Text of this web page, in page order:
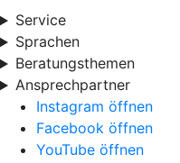
Service
Sprachen
Beratungsthemen
Ansprechpartner
Instagram öffnen
Facebook öffnen
YouTube öffnen